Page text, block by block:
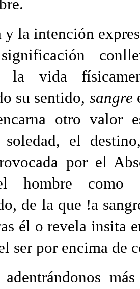
y la intención
la vida
su sentido, sangre
otro valor
soledad, el
por el
hombre como
de la que !a
él o revela insita
ser por encima de